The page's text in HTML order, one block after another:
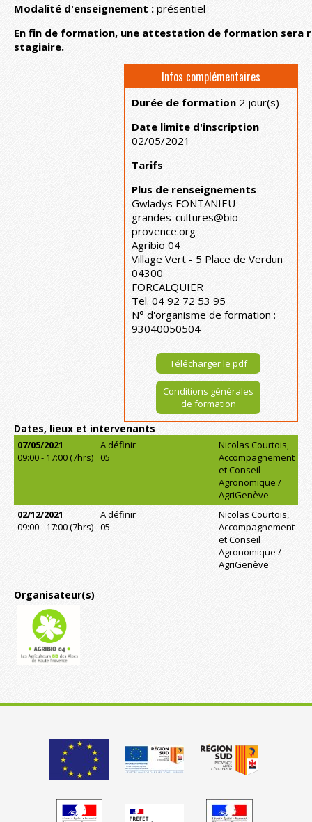
Modalité d'enseignement : présentiel
En fin de formation, une attestation de formation sera
stagiaire.
Infos complémentaires
Durée de formation 2 jour(s)
Date limite d'inscription
02/05/2021
Tarifs
Plus de renseignements
Gwladys FONTANIEU
grandes-cultures@bio-
provence.org
Agribio 04
Village Vert - 5 Place de Verdun
04300
FORCALQUIER
Tel. 04 92 72 53 95
N° d'organisme de formation :
93040050504
Télécharger le pdf
Conditions générales
de formation
Dates, lieux et intervenants
07/05/2021
09:00 - 17:00 (7hrs)
A définir
05
Nicolas Courtois,
Accompagnement
et Conseil
Agronomique /
AgriGenève
02/12/2021
09:00 - 17:00 (7hrs)
A définir
05
Nicolas Courtois,
Accompagnement
et Conseil
Agronomique /
AgriGenève
Organisateur(s)